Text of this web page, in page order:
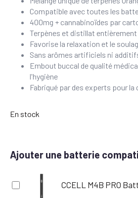
Compatible avec toutes les
400mg + cannabinoïdes par
Terpènes et distillat
Favorise la relaxation et le
Sans arômes artificiels ni
Embout buccal de qualité
l'hygiène
Fabriqué par des experts pour
En stock
Ajouter une batterie
CCELL M4B PRO